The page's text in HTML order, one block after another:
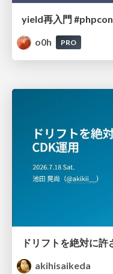
yield再入門 #phpcon
o0h
PRO
akihisaikeda